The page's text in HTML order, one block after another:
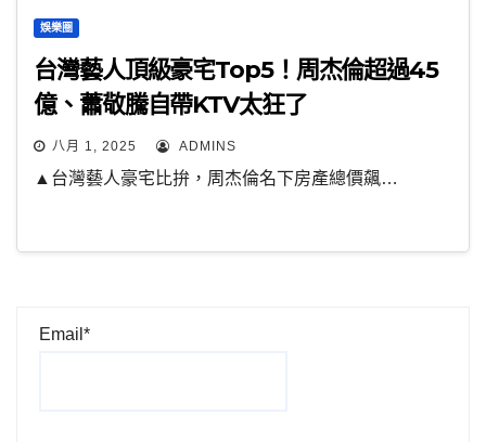
娛樂圈
台灣藝人頂級豪宅Top5！周杰倫超過45
億、蕭敬騰自帶KTV太狂了
八月 1, 2025 ADMINS
▲台灣藝人豪宅比拚，周杰倫名下房產總價飆…
Email*